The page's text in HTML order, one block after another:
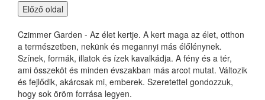
Czimmer Garden - Az élet kertje. A kert maga az élet, otthon
a természetben, nekünk és megannyi más élőlénynek.
Színek, formák, illatok és ízek kavalkádja. A fény és a tér,
ami összeköt és minden évszakban más arcot mutat. Változik
és fejlődik, akárcsak mi, emberek. Szeretettel gondozzuk,
hogy sok öröm forrása legyen.